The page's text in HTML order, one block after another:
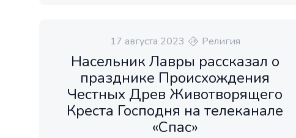
17 августа 2023 Религия
Насельник Лавры рассказал о
празднике Происхождения
Честных Древ Животворящего
Креста Господня на телеканале
«Спас»